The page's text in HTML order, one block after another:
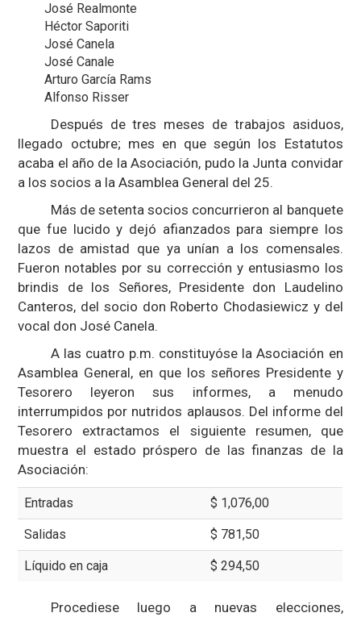
José Realmonte
Héctor Saporiti
José Canela
José Canale
Arturo García Rams
Alfonso Risser
Después de tres meses de trabajos asiduos,
llegado octubre; mes en que según los Estatutos
acaba el año de la Asociación, pudo la Junta convidar
a los socios a la Asamblea General del 25.
Más de setenta socios concurrieron al banquete
que fue lucido y dejó afianzados para siempre los
lazos de amistad que ya unían a los comensales.
Fueron notables por su corrección y entusiasmo los
brindis de los Señores, Presidente don Laudelino
Canteros, del socio don Roberto Chodasiewicz y del
vocal don José Canela.
A las cuatro p.m. constituyóse la Asociación en
Asamblea General, en que los señores Presidente y
Tesorero leyeron sus informes, a menudo
interrumpidos por nutridos aplausos. Del informe del
Tesorero extractamos el siguiente resumen, que
muestra el estado próspero de las finanzas de la
Asociación:
Entradas $ 1,076,00
Salidas $ 781,50
Líquido en caja $ 294,50
Procediese luego a nuevas elecciones,